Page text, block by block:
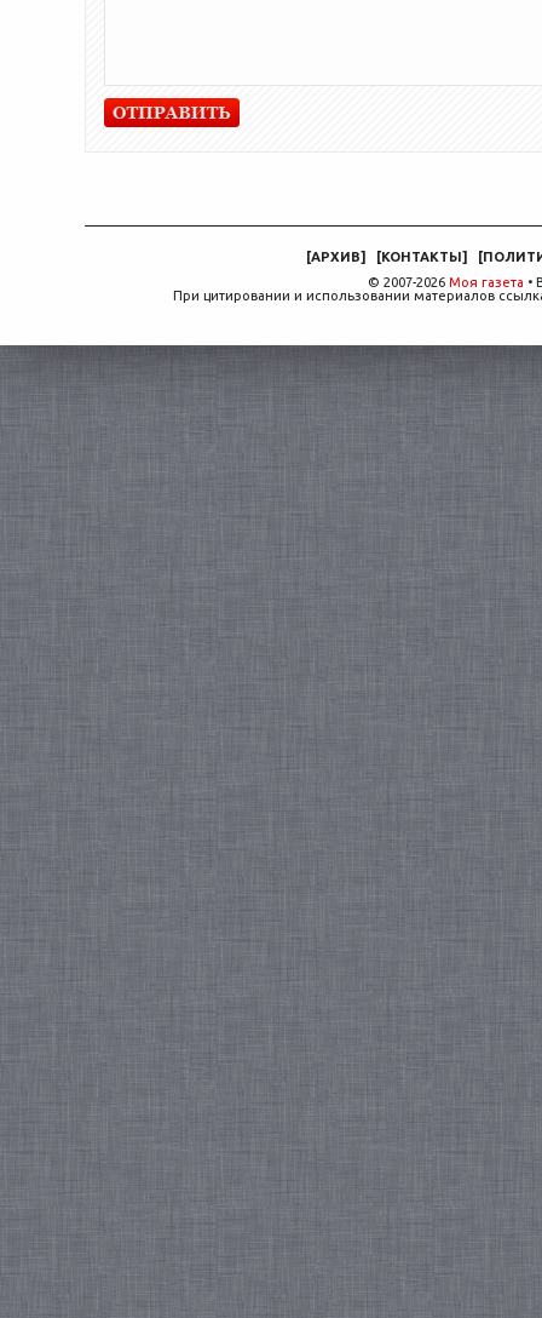
[АРХИВ] [КОНТАКТЫ] [
© 2007-2026 Моя газета •
При цитировании и использовании материалов